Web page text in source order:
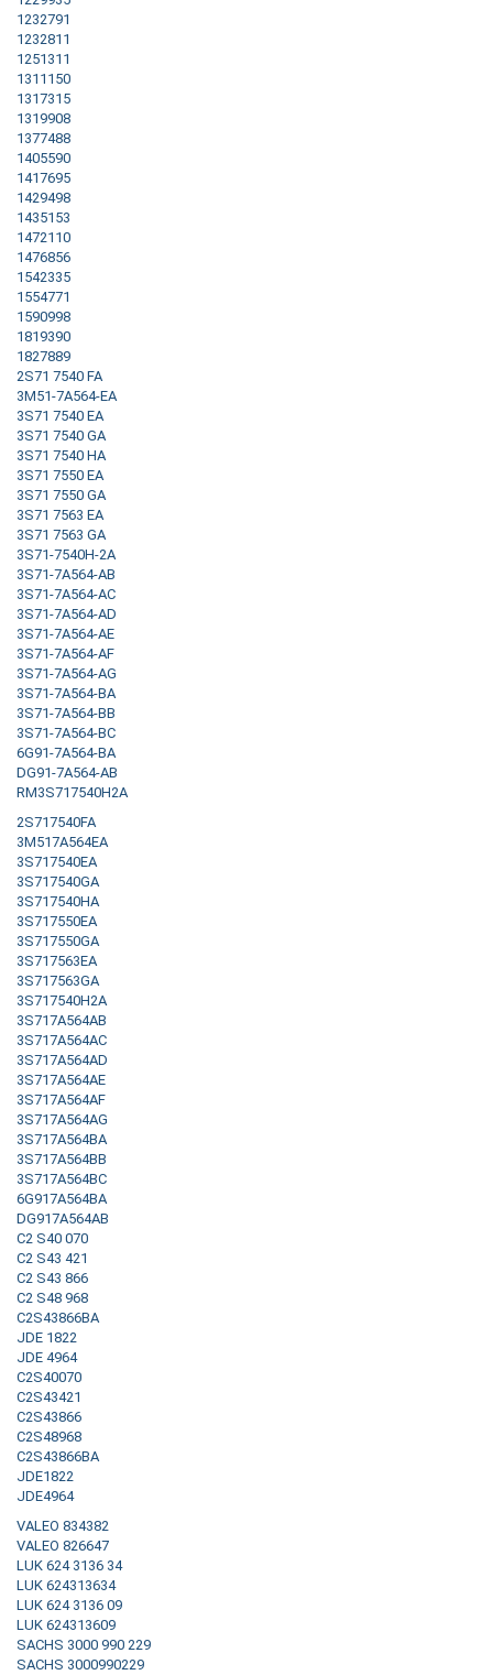
1232791
1232811
1251311
1311150
1317315
1319908
1377488
1405590
1417695
1429498
1435153
1472110
1476856
1542335
1554771
1590998
1819390
1827889
2S71 7540 FA
3M51-7A564-EA
3S71 7540 EA
3S71 7540 GA
3S71 7540 HA
3S71 7550 EA
3S71 7550 GA
3S71 7563 EA
3S71 7563 GA
3S71-7540H-2A
3S71-7A564-AB
3S71-7A564-AC
3S71-7A564-AD
3S71-7A564-AE
3S71-7A564-AF
3S71-7A564-AG
3S71-7A564-BA
3S71-7A564-BB
3S71-7A564-BC
6G91-7A564-BA
DG91-7A564-AB
RM3S717540H2A
2S717540FA
3M517A564EA
3S717540EA
3S717540GA
3S717540HA
3S717550EA
3S717550GA
3S717563EA
3S717563GA
3S717540H2A
3S717A564AB
3S717A564AC
3S717A564AD
3S717A564AE
3S717A564AF
3S717A564AG
3S717A564BA
3S717A564BB
3S717A564BC
6G917A564BA
DG917A564AB
C2 S40 070
C2 S43 421
C2 S43 866
C2 S48 968
C2S43866BA
JDE 1822
JDE 4964
C2S40070
C2S43421
C2S43866
C2S48968
C2S43866BA
JDE1822
JDE4964
VALEO 834382
VALEO 826647
LUK 624 3136 34
LUK 624313634
LUK 624 3136 09
LUK 624313609
SACHS 3000 990 229
SACHS 3000990229